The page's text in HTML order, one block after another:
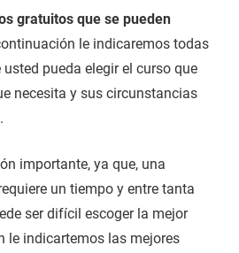
gratuitos que se pueden
le indicaremos todas
pueda elegir el curso que
necesita y sus circunstancias
importante, ya que, una
un tiempo y entre tanta
ser difícil escoger la mejor
le indicartemos las mejores